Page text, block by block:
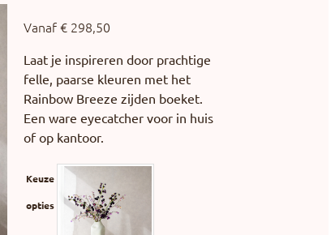
Vanaf€ 298,50
Laat je inspireren door prachtige
felle, paarse kleuren met het
Rainbow Breeze zijden boeket.
Een ware eyecatcher voor in huis
of op kantoor.
Keuze
opties